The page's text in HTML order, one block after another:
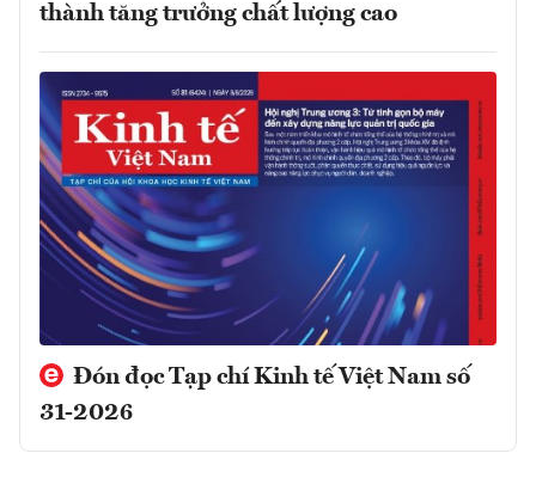
thành tăng trưởng chất lượng cao
Đón đọc Tạp chí Kinh tế Việt Nam số
31-2026